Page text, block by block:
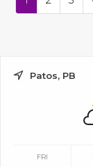
Patos, PB
FRI